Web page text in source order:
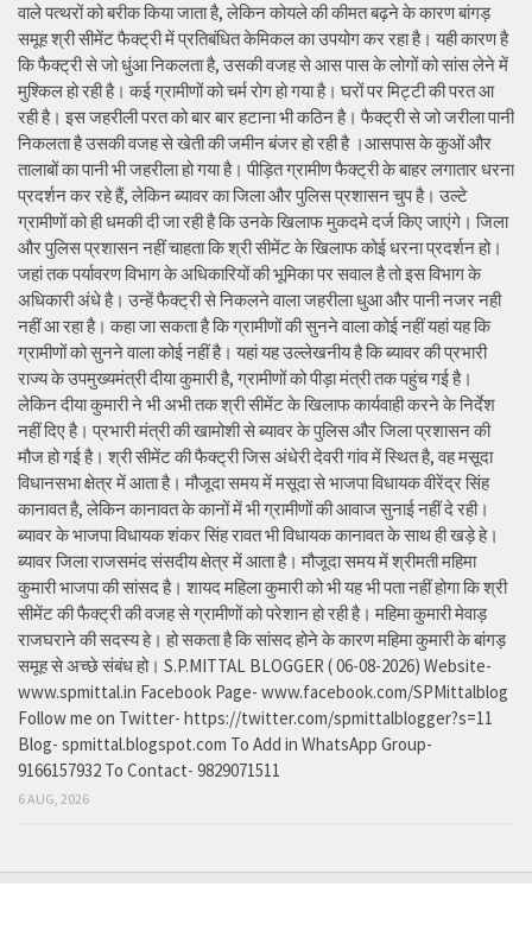
वाले पत्थरों को बरीक किया जाता है, लेकिन कोयले की कीमत बढ़ने के कारण बांगड़
समूह श्री सीमेंट फैक्ट्री में प्रतिबंधित केमिकल का उपयोग कर रहा है। यही कारण है
कि फैक्ट्री से जो धुंआ निकलता है, उसकी वजह से आस पास के लोगों को सांस लेने में
मुश्किल हो रही है। कई ग्रामीणों को चर्म रोग हो गया है। घरों पर मिट्टी की परत आ
रही है। इस जहरीली परत को बार बार हटाना भी कठिन है। फैक्ट्री से जो जरीला पानी
निकलता है उसकी वजह से खेती की जमीन बंजर हो रही है ।आसपास के कुओं और
तालाबों का पानी भी जहरीला हो गया है। पीड़ित ग्रामीण फैक्ट्री के बाहर लगातार धरना
प्रदर्शन कर रहे हैं, लेकिन ब्यावर का जिला और पुलिस प्रशासन चुप है। उल्टे
ग्रामीणों को ही धमकी दी जा रही है कि उनके खिलाफ मुकदमे दर्ज किए जाएंगे। जिला
और पुलिस प्रशासन नहीं चाहता कि श्री सीमेंट के खिलाफ कोई धरना प्रदर्शन हो।
जहां तक पर्यावरण विभाग के अधिकारियों की भूमिका पर सवाल है तो इस विभाग के
अधिकारी अंधे है। उन्हें फैक्ट्री से निकलने वाला जहरीला धुआ और पानी नजर नही
नहीं आ रहा है। कहा जा सकता है कि ग्रामीणों की सुनने वाला कोई नहीं यहां यह कि
ग्रामीणों को सुनने वाला कोई नहीं है। यहां यह उल्लेखनीय है कि ब्यावर की प्रभारी
राज्य के उपमुख्यमंत्री दीया कुमारी है, ग्रामीणों को पीड़ा मंत्री तक पहुंच गई है।
लेकिन दीया कुमारी ने भी अभी तक श्री सीमेंट के खिलाफ कार्यवाही करने के निर्देश
नहीं दिए है। प्रभारी मंत्री की खामोशी से ब्यावर के पुलिस और जिला प्रशासन की
मौज हो गई है। श्री सीमेंट की फैक्ट्री जिस अंधेरी देवरी गांव में स्थित है, वह मसूदा
विधानसभा क्षेत्र में आता है। मौजूदा समय में मसूदा से भाजपा विधायक वीरेंद्र सिंह
कानावत है, लेकिन कानावत के कानों में भी ग्रामीणों की आवाज सुनाई नहीं दे रही।
ब्यावर के भाजपा विधायक शंकर सिंह रावत भी विधायक कानावत के साथ ही खड़े हे।
ब्यावर जिला राजसमंद संसदीय क्षेत्र में आता है। मौजूदा समय में श्रीमती महिमा
कुमारी भाजपा की सांसद है। शायद महिला कुमारी को भी यह भी पता नहीं होगा कि श्री
सीमेंट की फैक्ट्री की वजह से ग्रामीणों को परेशान हो रही है। महिमा कुमारी मेवाड़
राजघराने की सदस्य हे। हो सकता है कि सांसद होने के कारण महिमा कुमारी के बांगड़
समूह से अच्छे संबंध हो। S.P.MITTAL BLOGGER ( 06-08-2026) Website-
www.spmittal.in Facebook Page- www.facebook.com/SPMittalblog
Follow me on Twitter- https://twitter.com/spmittalblogger?s=11
Blog- spmittal.blogspot.com To Add in WhatsApp Group-
9166157932 To Contact- 9829071511
6 AUG, 2026